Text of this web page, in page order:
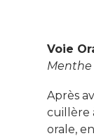
Voie
Menthe
Après
cuillère
orale,